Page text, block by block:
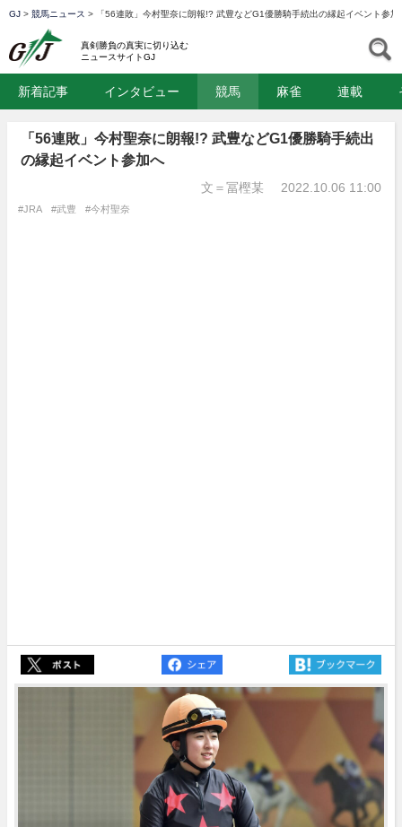
GJ > 競馬ニュース > 「56連敗」今村聖奈に朗報!? 武豊などG1優勝騎手続出の縁起イベント参加
真剣勝負の真実に切り込む
ニュースサイトGJ
新着記事 インタビュー 競馬 麻雀 連載
「56連敗」今村聖奈に朗報!? 武豊などG1優勝騎手続出
の縁起イベント参加へ
文＝冨樫某 2022.10.06 11:00
#JRA #武豊 #今村聖奈